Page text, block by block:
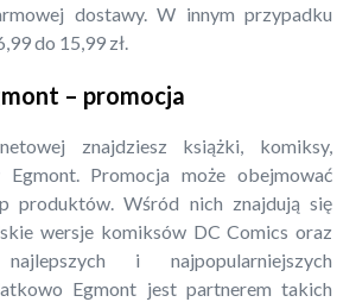
dostawy. W innym przypadku
do 15,99 zł.
– promocja
znajdziesz książki, komiksy,
Promocja może obejmować
produktów. Wśród nich znajdują się
wersje komiksów DC Comics oraz
i najpopularniejszych
Egmont jest partnerem takich